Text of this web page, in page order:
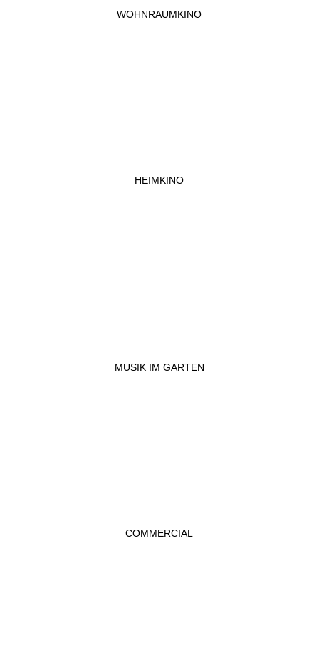
WOHNRAUMKINO
HEIMKINO
MUSIK IM GARTEN
COMMERCIAL